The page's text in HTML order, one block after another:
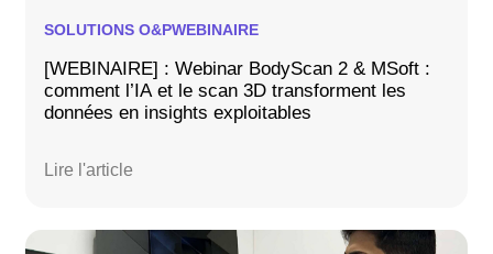
SOLUTIONS O&PWEBINAIRE
[WEBINAIRE] : Webinar BodyScan 2 & MSoft :
comment l’IA et le scan 3D transforment les
données en insights exploitables
Lire l'article